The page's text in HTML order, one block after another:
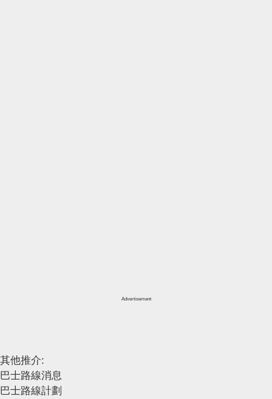
Advertisement
其他推介:
巴士路線消息
巴士路線計劃